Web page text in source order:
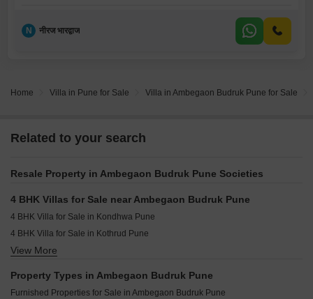
N नीरज भारद्वाज
Home Villa in Pune for Sale Villa in Ambegaon Budruk Pune for Sale
Related to your search
Resale Property in Ambegaon Budruk Pune Societies
4 BHK Villas for Sale near Ambegaon Budruk Pune
4 BHK Villa for Sale in Kondhwa Pune
4 BHK Villa for Sale in Kothrud Pune
4 BHK Villa for Sale in Undri Pune
4 BHK Villa for Sale in Sinhagad Road Pune
View More
Property Types in Ambegaon Budruk Pune
Furnished Properties for Sale in Ambegaon Budruk Pune